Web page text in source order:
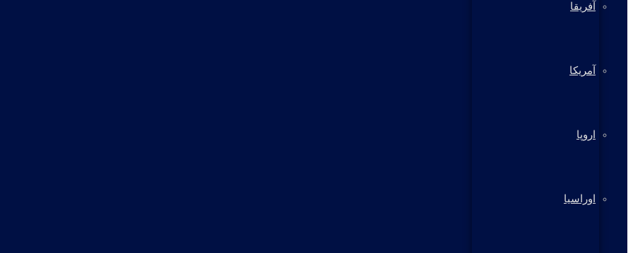
آفریقا
آمریکا
اروپا
اوراسیا